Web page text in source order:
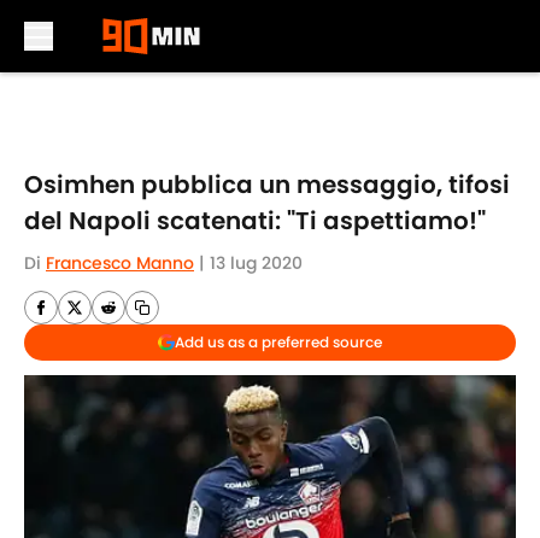
Osimhen pubblica un messaggio, tifosi
del Napoli scatenati: "Ti aspettiamo!"
Di Francesco Manno | 13 lug 2020
Add us as a preferred source